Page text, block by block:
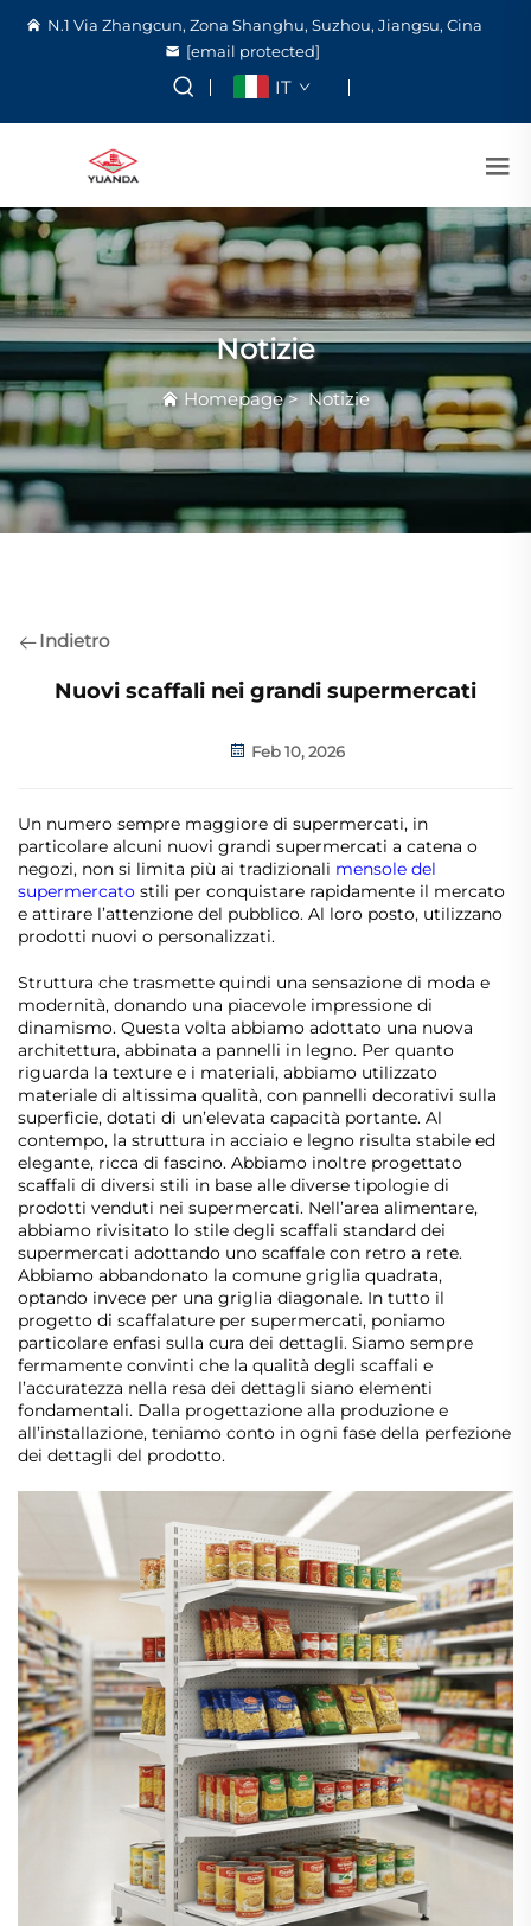
N.1 Via Zhangcun, Zona Shanghu, Suzhou, Jiangsu, Cina
[email protected]
IT
Notizie
Homepage>Notizie
Indietro
Nuovi scaffali nei grandi supermercati
Feb 10, 2026
Un numero sempre maggiore di supermercati, in
particolare alcuni nuovi grandi supermercati a catena o
negozi, non si limita più ai tradizionali mensole del
supermercato stili per conquistare rapidamente il mercato
e attirare l’attenzione del pubblico. Al loro posto, utilizzano
prodotti nuovi o personalizzati.
Struttura che trasmette quindi una sensazione di moda e
modernità, donando una piacevole impressione di
dinamismo. Questa volta abbiamo adottato una nuova
architettura, abbinata a pannelli in legno. Per quanto
riguarda la texture e i materiali, abbiamo utilizzato
materiale di altissima qualità, con pannelli decorativi sulla
superficie, dotati di un’elevata capacità portante. Al
contempo, la struttura in acciaio e legno risulta stabile ed
elegante, ricca di fascino. Abbiamo inoltre progettato
scaffali di diversi stili in base alle diverse tipologie di
prodotti venduti nei supermercati. Nell’area alimentare,
abbiamo rivisitato lo stile degli scaffali standard dei
supermercati adottando uno scaffale con retro a rete.
Abbiamo abbandonato la comune griglia quadrata,
optando invece per una griglia diagonale. In tutto il
progetto di scaffalature per supermercati, poniamo
particolare enfasi sulla cura dei dettagli. Siamo sempre
fermamente convinti che la qualità degli scaffali e
l’accuratezza nella resa dei dettagli siano elementi
fondamentali. Dalla progettazione alla produzione e
all’installazione, teniamo conto in ogni fase della perfezione
dei dettagli del prodotto.